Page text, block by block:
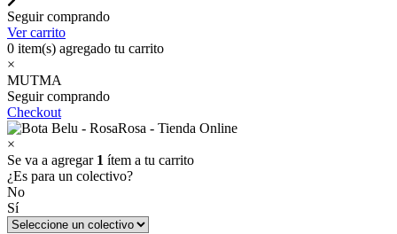
Seguir comprando
Ver carrito
0 item(s) agregado tu carrito
×
MUTMA
Seguir comprando
Checkout
×
Se va a agregar 1 ítem a tu carrito
¿Es para un colectivo?
No
Sí